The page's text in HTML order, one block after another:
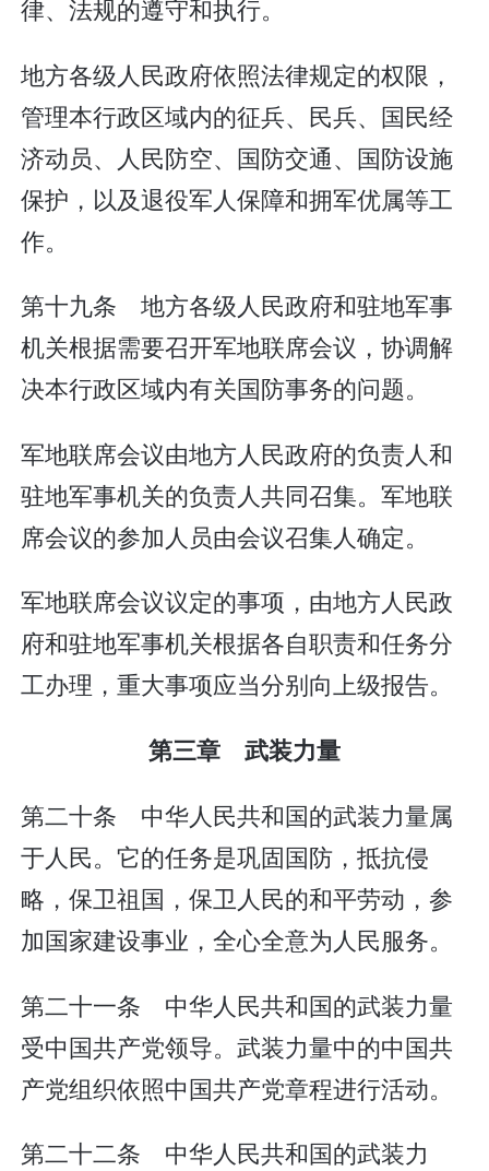
律、法规的遵守和执行。
地方各级人民政府依照法律规定的权限，
管理本行政区域内的征兵、民兵、国民经
济动员、人民防空、国防交通、国防设施
保护，以及退役军人保障和拥军优属等工
作。
第十九条 地方各级人民政府和驻地军事
机关根据需要召开军地联席会议，协调解
决本行政区域内有关国防事务的问题。
军地联席会议由地方人民政府的负责人和
驻地军事机关的负责人共同召集。军地联
席会议的参加人员由会议召集人确定。
军地联席会议议定的事项，由地方人民政
府和驻地军事机关根据各自职责和任务分
工办理，重大事项应当分别向上级报告。
第三章 武装力量
第二十条 中华人民共和国的武装力量属
于人民。它的任务是巩固国防，抵抗侵
略，保卫祖国，保卫人民的和平劳动，参
加国家建设事业，全心全意为人民服务。
第二十一条 中华人民共和国的武装力量
受中国共产党领导。武装力量中的中国共
产党组织依照中国共产党章程进行活动。
第二十二条 中华人民共和国的武装力